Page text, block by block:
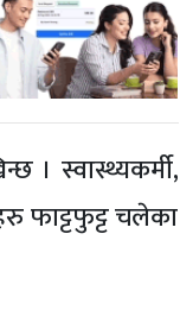
। स्वास्थ्यकर्मी,
फाट्टफुट्ट चलेका